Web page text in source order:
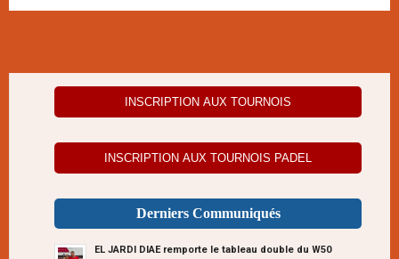
INSCRIPTION AUX TOURNOIS
INSCRIPTION AUX TOURNOIS PADEL
Derniers Communiqués
EL JARDI DIAE remporte le tableau double du W50